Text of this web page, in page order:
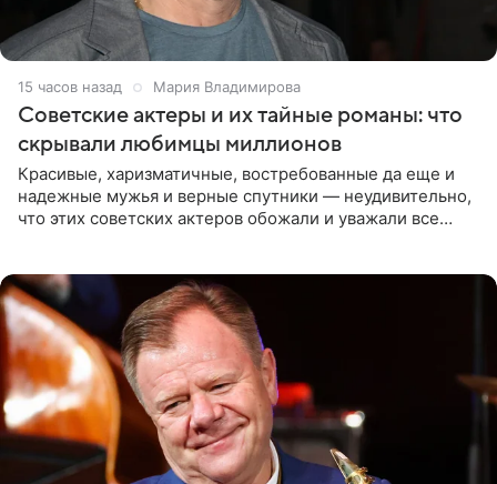
15 часов назад Мария Владимирова
Советские актеры и их тайные романы: что
скрывали любимцы миллионов
Красивые, харизматичные, востребованные да еще и
надежные мужья и верные спутники — неудивительно,
что этих советских актеров обожали и уважали все